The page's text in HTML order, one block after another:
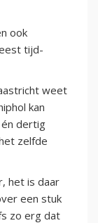
ook
tijd-
weet
kan
dertig
zelfde
het is daar
een stuk
zo erg dat